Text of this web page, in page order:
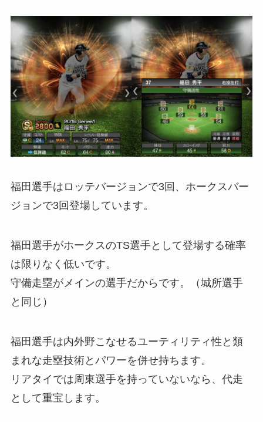
福田選手はロッテバージョンで3回、ホークスバー
ジョンで3回登場しています。
福田選手がホークスのTS選手として登場する確率
は限りなく低いです。
守備走塁がメインの選手だからです。（城所選手
と同じ）
福田選手は内外野こなせるユーティリティ性と類
まれな走塁技術とパワーを併せ持ちます。
リアタイでは周東選手を持っていないなら、代走
として重宝します。